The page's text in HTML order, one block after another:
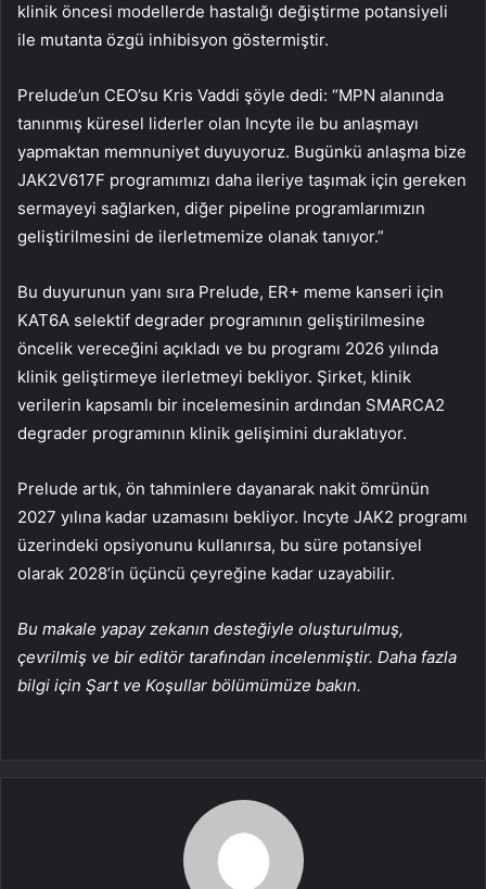
klinik öncesi modellerde hastalığı değiştirme potansiyeli
ile mutanta özgü inhibisyon göstermiştir.
Prelude’un CEO’su Kris Vaddi şöyle dedi: “MPN alanında
tanınmış küresel liderler olan Incyte ile bu anlaşmayı
yapmaktan memnuniyet duyuyoruz. Bugünkü anlaşma bize
JAK2V617F programımızı daha ileriye taşımak için gereken
sermayeyi sağlarken, diğer pipeline programlarımızın
geliştirilmesini de ilerletmemize olanak tanıyor.”
Bu duyurunun yanı sıra Prelude, ER+ meme kanseri için
KAT6A selektif degrader programının geliştirilmesine
öncelik vereceğini açıkladı ve bu programı 2026 yılında
klinik geliştirmeye ilerletmeyi bekliyor. Şirket, klinik
verilerin kapsamlı bir incelemesinin ardından SMARCA2
degrader programının klinik gelişimini duraklatıyor.
Prelude artık, ön tahminlere dayanarak nakit ömrünün
2027 yılına kadar uzamasını bekliyor. Incyte JAK2 programı
üzerindeki opsiyonunu kullanırsa, bu süre potansiyel
olarak 2028’in üçüncü çeyreğine kadar uzayabilir.
Bu makale yapay zekanın desteğiyle oluşturulmuş,
çevrilmiş ve bir editör tarafından incelenmiştir. Daha fazla
bilgi için Şart ve Koşullar bölümümüze bakın.